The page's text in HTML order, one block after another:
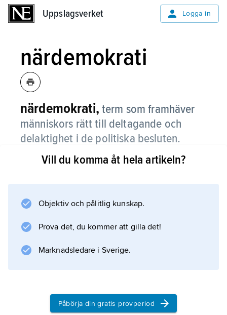
Uppslagsverket Logga in
närdemokrati
närdemokrati, term som framhäver
människors rätt till deltagande och
delaktighet i de politiska besluten.
Den representativa demokratin förutsätts
Termen användes första gången 1969 i
från Folkpartiet. Jämför
decentralisering
.
Information om artikeln
Vill du komma åt hela artikeln?
Objektiv och pålitlig kunskap.
Prova det, du kommer att gilla det!
Marknadsledare i Sverige.
Påbörja din gratis provperiod